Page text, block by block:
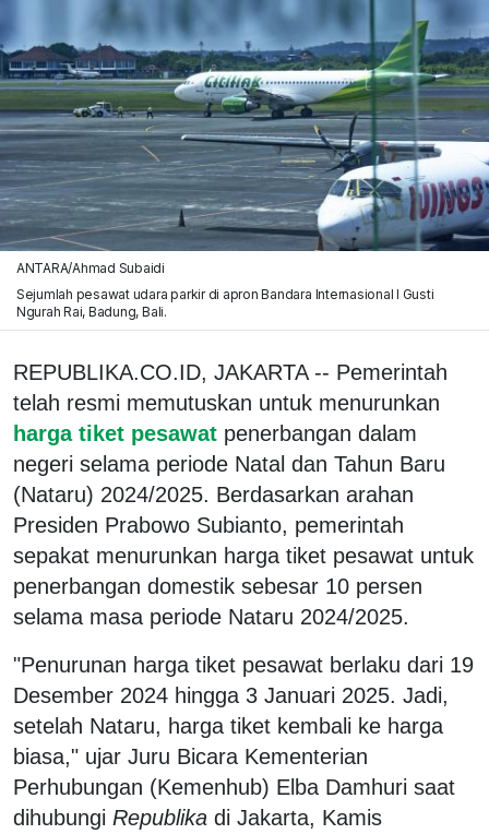
ANTARA/Ahmad Subaidi
Sejumlah pesawat udara parkir di apron Bandara Internasional I Gusti
Ngurah Rai, Badung, Bali.
REPUBLIKA.CO.ID, JAKARTA -- Pemerintah
telah resmi memutuskan untuk menurunkan
harga tiket pesawat penerbangan dalam
negeri selama periode Natal dan Tahun Baru
(Nataru) 2024/2025. Berdasarkan arahan
Presiden Prabowo Subianto, pemerintah
sepakat menurunkan harga tiket pesawat untuk
penerbangan domestik sebesar 10 persen
selama masa periode Nataru 2024/2025.
"Penurunan harga tiket pesawat berlaku dari 19
Desember 2024 hingga 3 Januari 2025. Jadi,
setelah Nataru, harga tiket kembali ke harga
biasa," ujar Juru Bicara Kementerian
Perhubungan (Kemenhub) Elba Damhuri saat
dihubungi Republika di Jakarta, Kamis